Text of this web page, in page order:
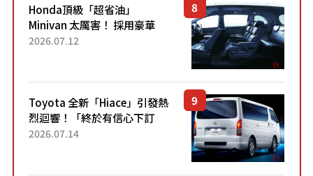
Honda頂級「超省油」
Minivan 太厲害！ 採用豪華
「真皮座椅」與專屬「黑色內
「三...
2026.07.12
Toyota 全新「Hiace」引發熱
烈迴響！「終於有信心下訂
了！」「哪個等級交車最
2026.07.14